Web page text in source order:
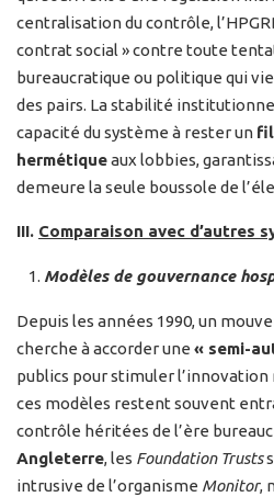
centralisation du contrôle,
contrat social » contre toute
bureaucratique ou politique qui
des pairs. La stabilité
capacité du système à rester un
hermétiqueaux lobbies,
demeure la seule boussole de
III. Comparaison avec d’autres
Modèles de gouvernance
Depuis les années 1990, un
cherche à accorder une « semi-
publics pour stimuler
ces modèles restent souvent
contrôle héritées de l’ère
Angleterre, les Foundation Trusts
intrusive de l’organisme Monitor,